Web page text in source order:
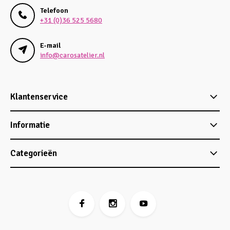
Telefoon
+31 (0)36 525 5680
E-mail
info@carosatelier.nl
Klantenservice
Informatie
Categorieën